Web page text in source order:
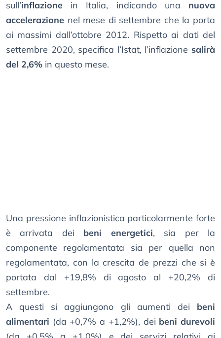
sull’inflazione in Italia, indicando una nuova
accelerazione nel mese di settembre che la porta
ai massimi dall’ottobre 2012. Rispetto ai dati del
settembre 2020, specifica l’Istat, l’inflazione salirà
del 2,6% in questo mese.
Una pressione inflazionistica particolarmente forte
è arrivata dei beni energetici, sia per la
componente regolamentata sia per quella non
regolamentata, con la crescita de prezzi che si è
portata dal +19,8% di agosto al +20,2% di
settembre.
A questi si aggiungono gli aumenti dei beni
alimentari (da +0,7% a +1,2%), dei beni durevoli